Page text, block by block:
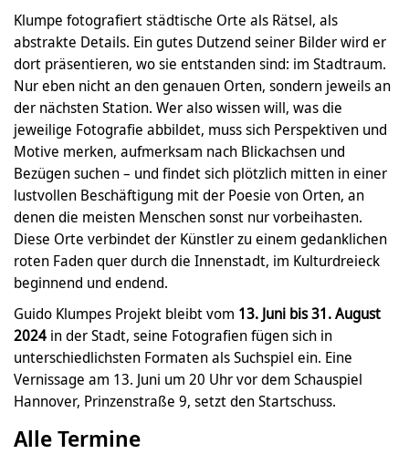
Klumpe fotografiert städtische Orte als Rätsel, als
abstrakte Details. Ein gutes Dutzend seiner Bilder wird er
dort präsentieren, wo sie entstanden sind: im Stadtraum.
Nur eben nicht an den genauen Orten, sondern jeweils an
der nächsten Station. Wer also wissen will, was die
jeweilige Fotografie abbildet, muss sich Perspektiven und
Motive merken, aufmerksam nach Blickachsen und
Bezügen suchen – und findet sich plötzlich mitten in einer
lustvollen Beschäftigung mit der Poesie von Orten, an
denen die meisten Menschen sonst nur vorbeihasten.
Diese Orte verbindet der Künstler zu einem gedanklichen
roten Faden quer durch die Innenstadt, im Kulturdreieck
beginnend und endend.
Guido Klumpes Projekt bleibt vom 13. Juni bis 31. August
2024 in der Stadt, seine Fotografien fügen sich in
unterschiedlichsten Formaten als Suchspiel ein. Eine
Vernissage am 13. Juni um 20 Uhr vor dem Schauspiel
Hannover, Prinzenstraße 9, setzt den Startschuss.
Alle Termine